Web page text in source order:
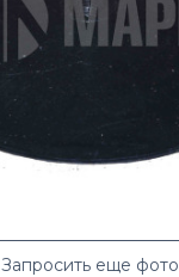
Запросить еще фото